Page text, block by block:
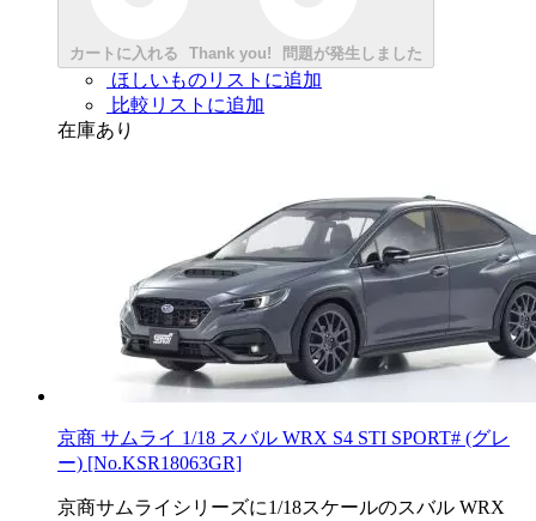
カートに入れる Thank you! 問題が発生しました
ほしいものリストに追加
比較リストに追加
在庫あり
京商 サムライ 1/18 スバル WRX S4 STI SPORT# (グレ
ー) [No.KSR18063GR]
京商サムライシリーズに1/18スケールのスバル WRX